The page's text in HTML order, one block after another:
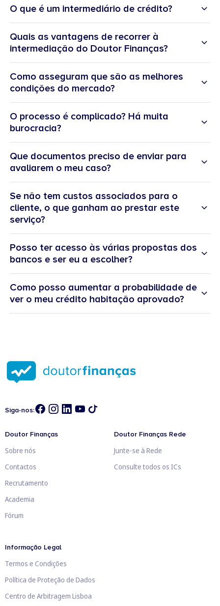
O que é um intermediário de crédito?
Quais as vantagens de recorrer à
intermediação do Doutor Finanças?
Como asseguram que são as melhores
condições do mercado?
O processo é complicado? Há muita
burocracia?
Que documentos preciso de enviar para
avaliarem o meu caso?
Se não tem custos associados para o
cliente, o que ganham ao prestar este
serviço?
Posso ter acesso às várias propostas dos
bancos e ser eu a escolher?
Como posso aumentar a probabilidade de
ver o meu crédito habitação aprovado?
Siga-nos:
Doutor Finanças
Sobre nós
Contactos
Recrutamento
Academia
Fórum
Doutor Finanças Rede
Junte-se à Rede
Consulte todos os ICs
Informação Legal
Termos e Condições
Política de Proteção de Dados
Centro de Arbitragem Lisboa